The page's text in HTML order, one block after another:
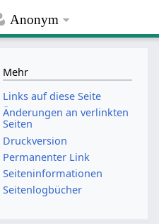
Anonym
Mehr
Links auf diese Seite
Änderungen an verlinkten
Seiten
Druckversion
Permanenter Link
Seiten­­informationen
Seitenlogbücher